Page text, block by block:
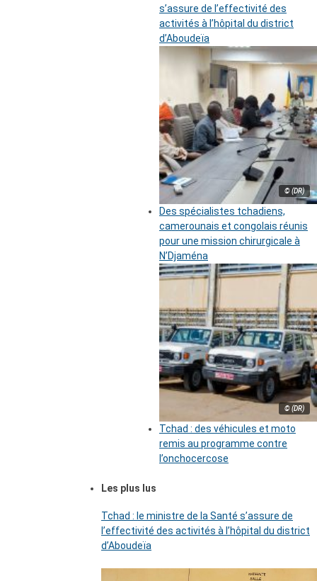
s’assure de l’effectivité des
activités à l’hôpital du district
d’Aboudeïa
© (DR)
Des spécialistes tchadiens,
camerounais et congolais réunis
pour une mission chirurgicale à
N’Djaména
© (DR)
Tchad : des véhicules et moto
remis au programme contre
l’onchocercose
Les plus lus
Tchad : le ministre de la Santé s’assure de
l’effectivité des activités à l’hôpital du district
d’Aboudeïa